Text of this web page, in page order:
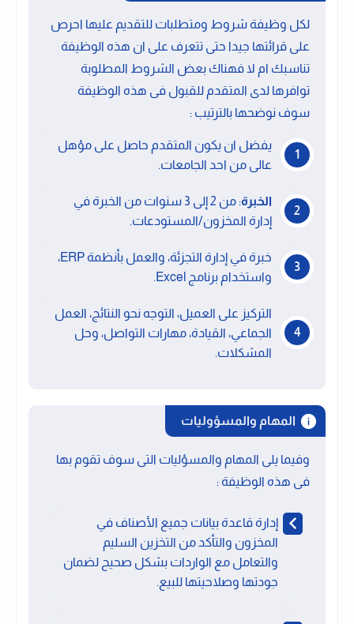
لكل وظيفة شروط ومتطلبات للتقديم عليها احرص
على قرائتها جيدا حتى تتعرف على ان هذه الوظيفة
تناسبك ام لا فهناك بعض الشروط المطلوبة
توافرها لدى المتقدم للقبول فى هذه الوظيفة
سوف نوضحها بالترتيب :
يفضل ان يكون المتقدم حاصل على مؤهل
عالى من احد الجامعات.
الخبرة
: من 2 إلى 3 سنوات من الخبرة في
إدارة المخزون/المستودعات.
خبرة في إدارة التجزئة، والعمل بأنظمة ERP،
واستخدام برنامج Excel.
التركيز على العميل، التوجه نحو النتائج، العمل
الجماعي، القيادة، مهارات التواصل، وحل
المشكلات.
المهام والمسؤوليات
وفيما يلى المهام والمسؤليات التى سوف تقوم بها
فى هذه الوظيفة :
إدارة قاعدة بيانات جميع الأصناف في
المخزون والتأكد من التخزين السليم
والتعامل مع الواردات بشكل صحيح لضمان
جودتها وصلاحيتها للبيع.